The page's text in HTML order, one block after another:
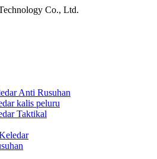
Co., Ltd.
Anti Rusuhan
kalis peluru
Taktikal